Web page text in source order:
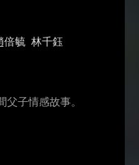
倍毓 林千鈺
子情感故事。